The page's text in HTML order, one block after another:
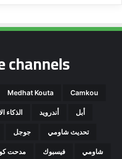
channels
Camkou
Medhat Kouta
أبل أندرويد الذكاء
تحديث شاومي جوجل
شاومي فيسبوك مدحت